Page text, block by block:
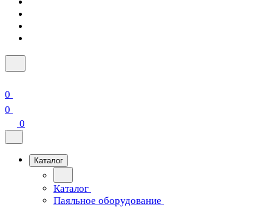
0
0
0
Каталог
Каталог
Паяльное оборудование